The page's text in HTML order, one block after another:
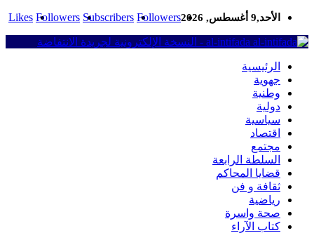
Likes Followers Subscribers Followers الأحد,9 أغسطس, 2026
al-intifada - النسخة الإلكترونية لجريدة الانتفاضة
الرئيسية
جهوية
وطنية
دولية
سياسية
اقتصاد
مجتمع
السلطة الرابعة
قضايا المحاكم
ثقافة و فن
رياضية
صحة واسرة
كتاب الآراء